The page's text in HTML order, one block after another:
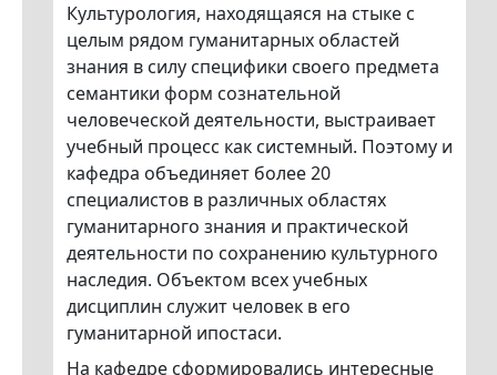
Культурология, находящаяся на стыке с
целым рядом гуманитарных областей
знания в силу специфики своего предмета
семантики форм сознательной
человеческой деятельности, выстраивает
учебный процесс как системный. Поэтому и
кафедра объединяет более 20
специалистов в различных областях
гуманитарного знания и практической
деятельности по сохранению культурного
наследия. Объектом всех учебных
дисциплин служит человек в его
гуманитарной ипостаси.
На кафедре сформировались интересные